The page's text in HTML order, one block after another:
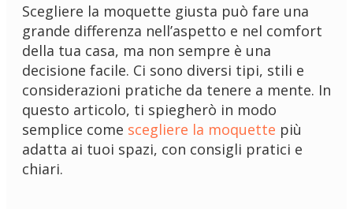
Scegliere la moquette giusta può fare una
grande differenza nell’aspetto e nel comfort
della tua casa, ma non sempre è una
decisione facile. Ci sono diversi tipi, stili e
considerazioni pratiche da tenere a mente. In
questo articolo, ti spiegherò in modo
semplice come scegliere la moquette più
adatta ai tuoi spazi, con consigli pratici e
chiari.